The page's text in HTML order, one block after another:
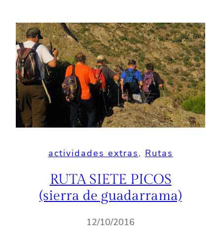
actividades extras, Rutas
RUTA SIETE PICOS
(sierra de guadarrama)
12/10/2016